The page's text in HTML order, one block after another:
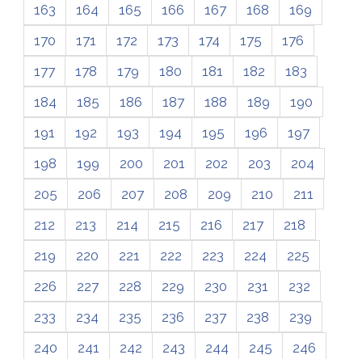
163
164 165 166 167 168
169
170
171 172 173 174 175
176
177
178 179 180 181 182
183
184
185 186 187 188 189
190
191
192 193 194 195 196
197
198
199 200 201 202 203
204
205
206 207 208 209 210
211
212
213 214 215 216 217
218
219
220 221 222 223 224
225
226
227 228 229 230 231
232
233
234 235 236 237 238
239
240
241 242 243 244 245
246